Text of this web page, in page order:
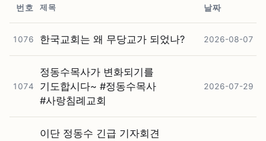
번호 제목 날짜
1076 한국교회는 왜 무당교가 되었나? 2026-08-07
1074
정동수목사가 변화되기를
기도합시다~ #⁠정동수목사
#⁠사랑침례교회
2026-07-29
이단 정동수 긴급 기자회견